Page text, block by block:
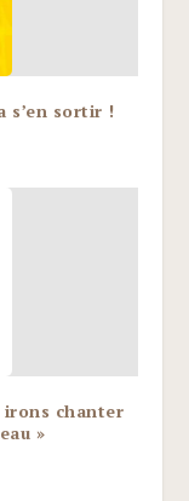
s’en sortir !
irons chanter
»